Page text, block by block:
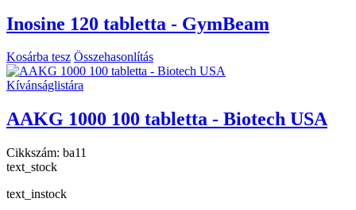
Inosine 120 tabletta - GymBeam
Kosárba tesz Összehasonlítás
Kívánságlistára
AAKG 1000 100 tabletta - Biotech USA
Cikkszám: ba11
text_stock
text_instock